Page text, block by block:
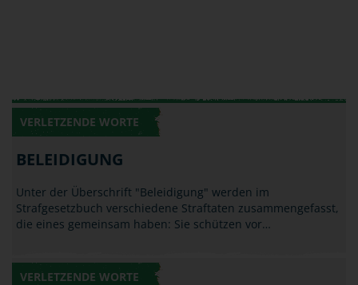
VERLETZENDE WORTE
BELEIDIGUNG
Unter der Überschrift "Beleidigung" werden im
Strafgesetzbuch verschiedene Straftaten zusammengefasst,
die eines gemeinsam haben: Sie schützen vor…
VERLETZENDE WORTE